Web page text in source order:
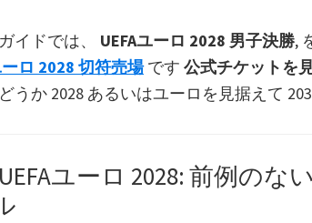
イドでは、 UEFAユーロ 2028 男子決勝,
ロ 2028 切符売場です 公式チケットを
うか 2028 あるいはユーロを見据えて
UEFAユーロ 2028: 前例の